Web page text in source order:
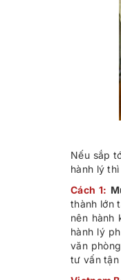
Nếu sắp
hành lý
Cách 1:
thành lớn
nên hành
hành lý
văn
tư vấn tận